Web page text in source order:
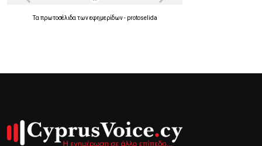
Τα πρωτοσέλιδα τωνεφημερίδων- protoselida